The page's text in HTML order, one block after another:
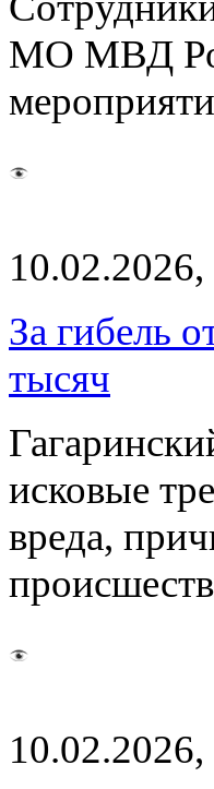
МО МВД
За гибель
тысяч
исковые
вреда,